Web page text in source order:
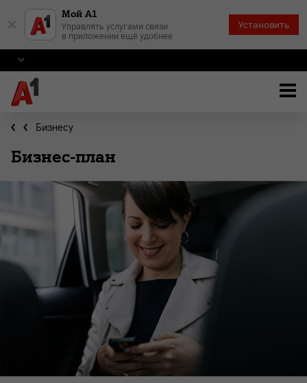
Мой А1
Управлять услугами связи
в приложении ещё удобнее
Установить
Бизнесу
Бизнес-план